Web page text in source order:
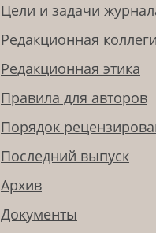
Цели и задачи
Редакционная
Редакционная этика
Правила для авторов
Порядок
Последний выпуск
Архив
Документы